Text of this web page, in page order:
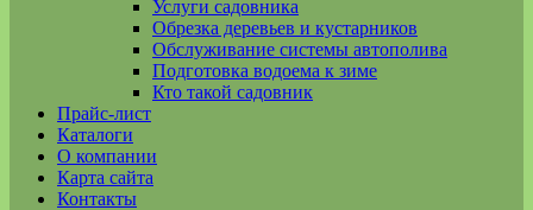
Услуги садовника
Обрезка деревьев и кустарников
Обслуживание системы автополива
Подготовка водоема к зиме
Кто такой садовник
Прайс-лист
Каталоги
О компании
Карта сайта
Контакты